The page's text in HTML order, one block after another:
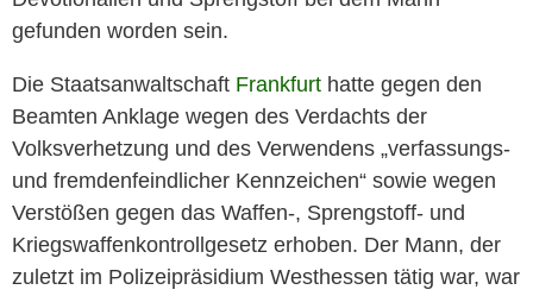
gefunden worden sein.
Die Staatsanwaltschaft Frankfurt hatte gegen den
Beamten Anklage wegen des Verdachts der
Volksverhetzung und des Verwendens „verfassungs-
und fremdenfeindlicher Kennzeichen“ sowie wegen
Verstößen gegen das Waffen-, Sprengstoff- und
Kriegswaffenkontrollgesetz erhoben. Der Mann, der
zuletzt im Polizeipräsidium Westhessen tätig war, war